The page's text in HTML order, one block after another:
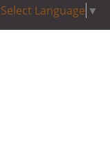
Select Language ▼